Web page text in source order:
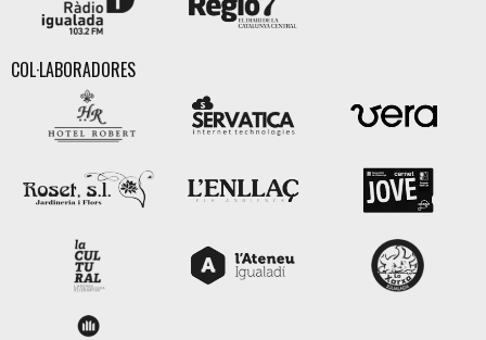
COL·LABORADORES